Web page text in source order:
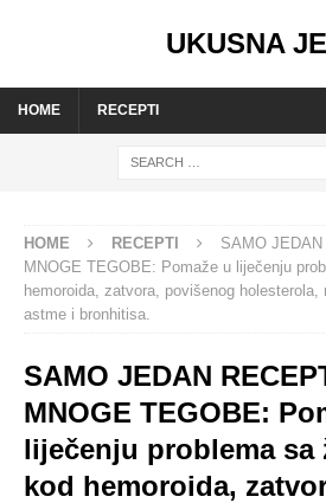
UKUSNA
HOME RECEPTI
HOME RECEPTI
SAMO
MNOGE TEGOBE: Pomaže u liječenju
hemoroida, zatvora, povišenog holesterola,
astme i bronhitisa.
SAMO JEDAN
MNOGE TEGOBE:
liječenju problema sa
kod hemoroida,